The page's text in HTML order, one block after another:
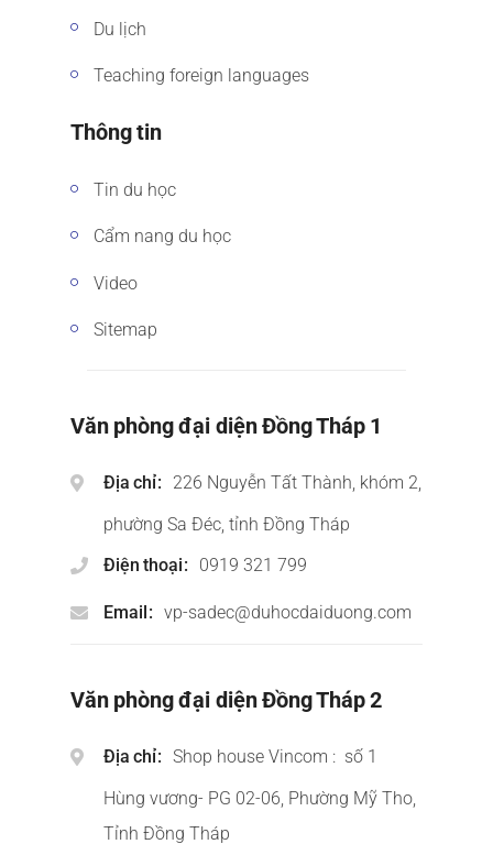
Du lịch
Teaching foreign languages
Thông tin
Tin du học
Cẩm nang du học
Video
Sitemap
Văn phòng đại diện Đồng Tháp 1
Địa chỉ
226 Nguyễn Tất Thành, khóm 2,
phường Sa Đéc, tỉnh Đồng Tháp
Điện thoại
0919 321 799
Email vp-sadec@duhocdaiduong.com
Văn phòng đại diện Đồng Tháp 2
Địa chỉ
Shop house Vincom : số 1
Hùng vương- PG 02-06, Phường Mỹ Tho,
Tỉnh Đồng Tháp